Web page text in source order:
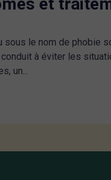
sous le nom de phobie
à éviter les
un...